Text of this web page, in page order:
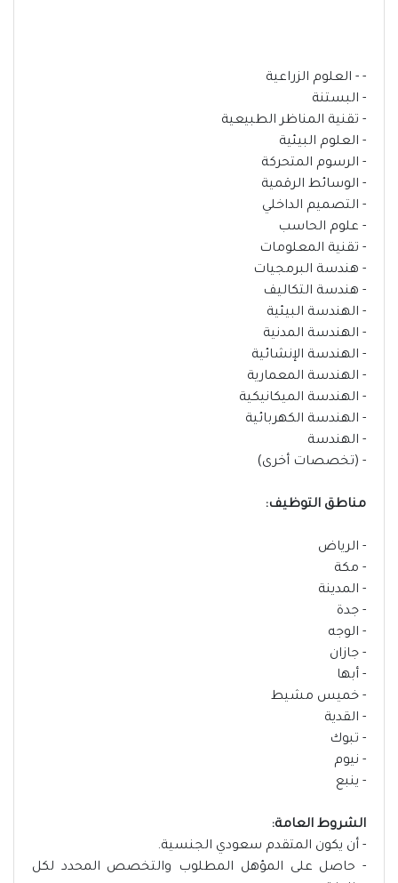
- - العلوم الزراعية
- البستنة
- تقنية المناظر الطبيعية
- العلوم البيئية
- الرسوم المتحركة
- الوسائط الرقمية
- التصميم الداخلي
- علوم الحاسب
- تقنية المعلومات
- هندسة البرمجيات
- هندسة التكاليف
- الهندسة البيئية
- الهندسة المدنية
- الهندسة الإنشائية
- الهندسة المعمارية
- الهندسة الميكانيكية
- الهندسة الكهربائية
- الهندسة
- (تخصصات أخرى)
مناطق التوظيف:
- الرياض
- مكة
- المدينة
- جدة
- الوجه
- جازان
- أبها
- خميس مشيط
- القدية
- تبوك
- نيوم
- ينبع
الشروط العامة:
- أن يكون المتقدم سعودي الجنسية.
- حاصل على المؤهل المطلوب والتخصص المحدد لكل